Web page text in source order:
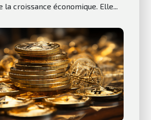
la croissance économique. Elle...